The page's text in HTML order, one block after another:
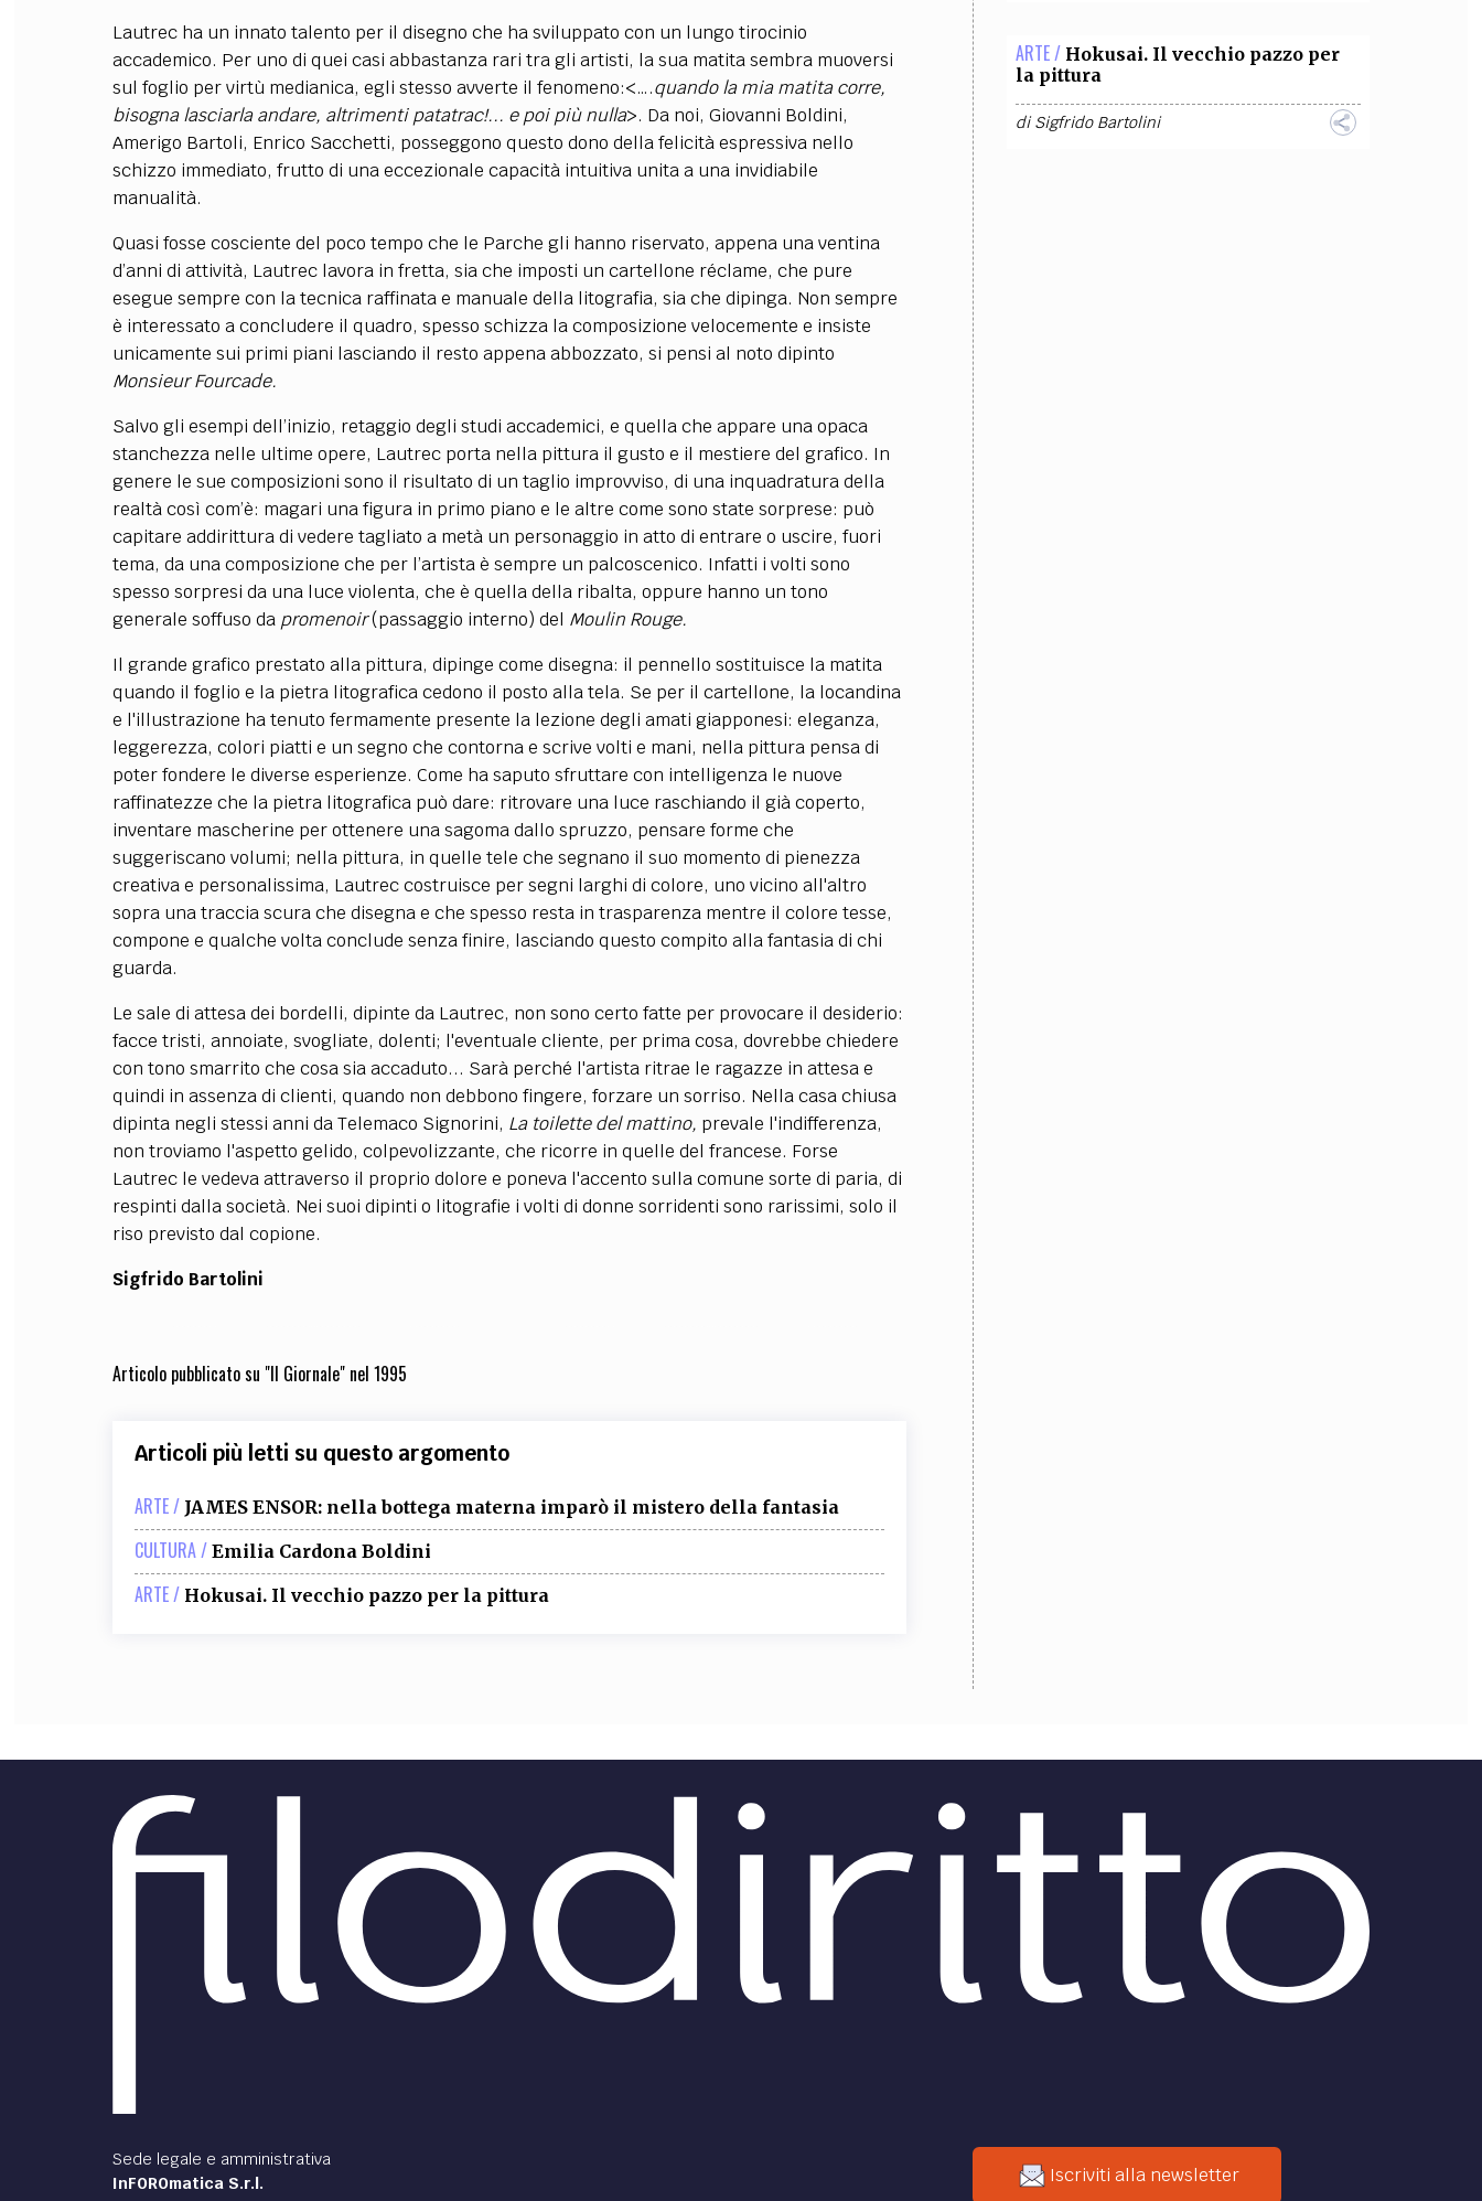
Lautrec ha un innato talento per il disegno che ha sviluppato con un lungo tirocinio
accademico. Per uno di quei casi abbastanza rari tra gli artisti, la sua matita sembra muoversi
sul foglio per virtù medianica, egli stesso avverte il fenomeno:<….quando la mia matita corre,
bisogna lasciarla andare, altrimenti patatrac!... e poi più nulla>. Da noi, Giovanni Boldini,
Amerigo Bartoli, Enrico Sacchetti, posseggono questo dono della felicità espressiva nello
schizzo immediato, frutto di una eccezionale capacità intuitiva unita a una invidiabile
manualità.
Quasi fosse cosciente del poco tempo che le Parche gli hanno riservato, appena una ventina
d’anni di attività, Lautrec lavora in fretta, sia che imposti un cartellone réclame, che pure
esegue sempre con la tecnica raffinata e manuale della litografia, sia che dipinga. Non sempre
è interessato a concludere il quadro, spesso schizza la composizione velocemente e insiste
unicamente sui primi piani lasciando il resto appena abbozzato, si pensi al noto dipinto
Monsieur Fourcade.
Salvo gli esempi dell’inizio, retaggio degli studi accademici, e quella che appare una opaca
stanchezza nelle ultime opere, Lautrec porta nella pittura il gusto e il mestiere del grafico. In
genere le sue composizioni sono il risultato di un taglio improvviso, di una inquadratura della
realtà così com’è: magari una figura in primo piano e le altre come sono state sorprese: può
capitare addirittura di vedere tagliato a metà un personaggio in atto di entrare o uscire, fuori
tema, da una composizione che per l’artista è sempre un palcoscenico. Infatti i volti sono
spesso sorpresi da una luce violenta, che è quella della ribalta, oppure hanno un tono
generale soffuso da promenoir(passaggio interno) del Moulin Rouge.
Il grande grafico prestato alla pittura, dipinge come disegna: il pennello sostituisce la matita
quando il foglio e la pietra litografica cedono il posto alla tela. Se per il cartellone, la locandina
e l'illustrazione ha tenuto fermamente presente la lezione degli amati giapponesi: eleganza,
leggerezza, colori piatti e un segno che contorna e scrive volti e mani, nella pittura pensa di
poter fondere le diverse esperienze. Come ha saputo sfruttare con intelligenza le nuove
raffinatezze che la pietra litografica può dare: ritrovare una luce raschiando il già coperto,
inventare mascherine per ottenere una sagoma dallo spruzzo, pensare forme che
suggeriscano volumi; nella pittura, in quelle tele che segnano il suo momento di pienezza
creativa e personalissima, Lautrec costruisce per segni larghi di colore, uno vicino all'altro
sopra una traccia scura che disegna e che spesso resta in trasparenza mentre il colore tesse,
compone e qualche volta conclude senza finire, lasciando questo compito alla fantasia di chi
guarda.
Le sale di attesa dei bordelli, dipinte da Lautrec, non sono certo fatte per provocare il desiderio:
facce tristi, annoiate, svogliate, dolenti; l'eventuale cliente, per prima cosa, dovrebbe chiedere
con tono smarrito che cosa sia accaduto... Sarà perché l'artista ritrae le ragazze in attesa e
quindi in assenza di clienti, quando non debbono fingere, forzare un sorriso. Nella casa chiusa
dipinta negli stessi anni da Telemaco Signorini, La toilette del mattino, prevale l'indifferenza,
non troviamo l'aspetto gelido, colpevolizzante, che ricorre in quelle del francese. Forse
Lautrec le vedeva attraverso il proprio dolore e poneva l'accento sulla comune sorte di paria, di
respinti dalla società. Nei suoi dipinti o litografie i volti di donne sorridenti sono rarissimi, solo il
riso previsto dal copione.
Sigfrido Bartolini
Articolo pubblicato su "Il Giornale" nel 1995
Articoli più letti su questo argomento
ARTE / JAMES ENSOR: nella bottega materna imparò il mistero della fantasia
CULTURA / Emilia Cardona Boldini
ARTE / Hokusai. Il vecchio pazzo per la pittura
ARTE / Hokusai. Il vecchio pazzo per
la pittura
diSigfrido Bartolini
Sede legale e amministrativa
InFOROmatica S.r.l.
Iscriviti alla newsletter